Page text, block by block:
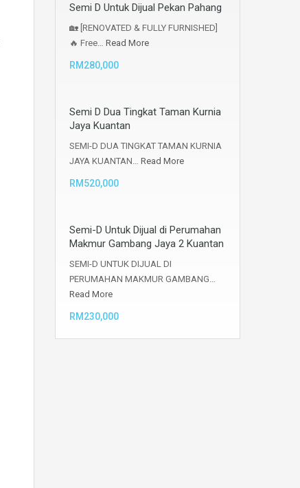
Semi D Untuk Dijual Pekan Pahang
🏡 [RENOVATED & FULLY FURNISHED]
🔥 Free… Read More
RM280,000
Semi D Dua Tingkat Taman Kurnia
Jaya Kuantan
SEMI-D DUA TINGKAT TAMAN KURNIA
JAYA KUANTAN… Read More
RM520,000
Semi-D Untuk Dijual di Perumahan
Makmur Gambang Jaya 2 Kuantan
SEMI-D UNTUK DIJUAL DI
PERUMAHAN MAKMUR GAMBANG…
Read More
RM230,000